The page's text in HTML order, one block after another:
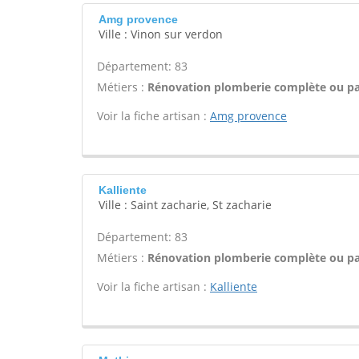
Amg provence
Ville : Vinon sur verdon
Département: 83
Métiers : Rénovation plomberie complète ou
Voir la fiche artisan : Amg provence
Kalliente
Ville : Saint zacharie, St zacharie
Département: 83
Métiers : Rénovation plomberie complète ou
Voir la fiche artisan : Kalliente